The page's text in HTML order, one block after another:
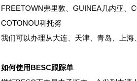
FREETOWN弗里敦、GUINEA几内亚、
COTONOU科托努
我们可以办理从大连、天津、青岛、上
如何使用BESC跟踪单